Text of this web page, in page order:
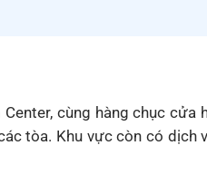
cùng hàng chục cửa
tòa. Khu vực còn có